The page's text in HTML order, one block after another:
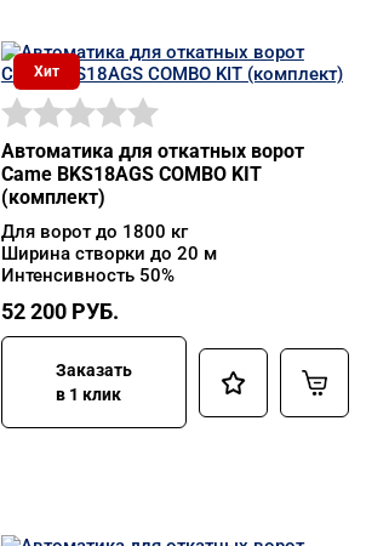
Хит
Автоматика для откатных ворот
Came BKS18AGS COMBO KIT
(комплект)
Для ворот до 1800 кг
Ширина створки до 20 м
Интенсивность 50%
52 200 РУБ.
Заказать
в 1 клик